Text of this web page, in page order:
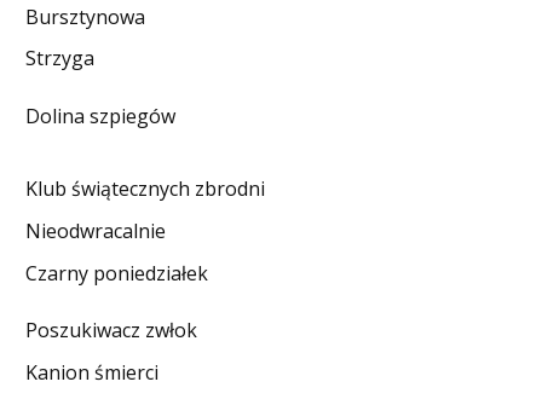
DO CZYTANIA
KONTAKT
Bursztynowa
Strzyga
Dolina szpiegów
Klub świątecznych zbrodni
Nieodwracalnie
Czarny poniedziałek
Poszukiwacz zwłok
Kanion śmierci